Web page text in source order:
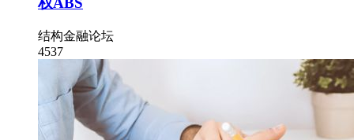
结构金融论坛
4537